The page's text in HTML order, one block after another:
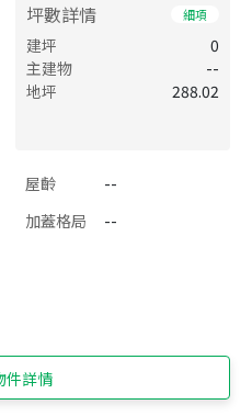
坪數詳情 細項
建坪
0
主建物
--
地坪
288.02
屋齡
--
加蓋格局
--
件詳情